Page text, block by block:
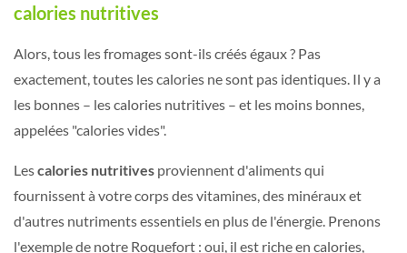
calories nutritives
Alors, tous les fromages sont-ils créés égaux ? Pas
exactement, toutes les calories ne sont pas identiques. Il y a
les bonnes – les calories nutritives – et les moins bonnes,
appelées "calories vides".
Lescalories nutritives proviennent d'aliments qui
fournissent à votre corps des vitamines, des minéraux et
d'autres nutriments essentiels en plus de l'énergie. Prenons
l'exemple de notre Roquefort : oui, il est riche en calories,